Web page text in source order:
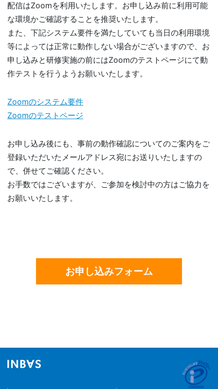
配信はZoomを利用いたします。お申し込み前に利用可能
な環境かご確認することを推奨いたします。
また、下記システム要件を満たしていても当日の利用環境
等によっては正常に動作しない場合がございますので、お
申し込みと研修実施の前にはZoomのテストページにて動
作テストを行うようお願いいたします。
Zoomのシステム要件
Zoomのテストページ
お申し込み後にも、事前の動作確認についてのご案内をご
登録いただいたメールアドレス宛にお送りいたしますの
で、併せてご確認ください。
お手数ではございますが、ご参加を検討中の方はご協力を
お願いいたします。
お申し込みフォーム